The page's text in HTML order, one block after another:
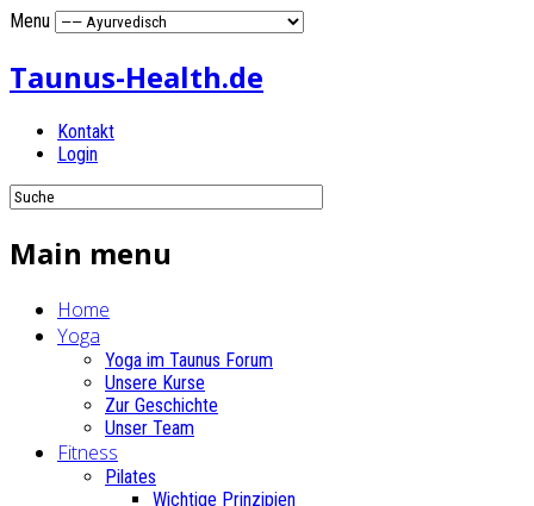
Menu
Taunus-Health.de
Kontakt
Login
Main menu
Home
Yoga
Yoga im Taunus Forum
Unsere Kurse
Zur Geschichte
Unser Team
Fitness
Pilates
Wichtige Prinzipien